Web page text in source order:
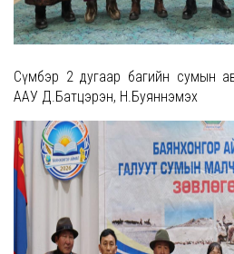
Сүмбэр 2 дугаар багийн сумын
ААУ Д.Батцэрэн, Н.Буяннэмэх